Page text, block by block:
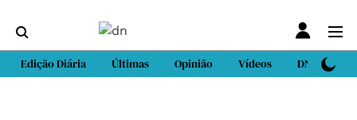
Edição Diária Últimas Opinião Vídeos DN Sport